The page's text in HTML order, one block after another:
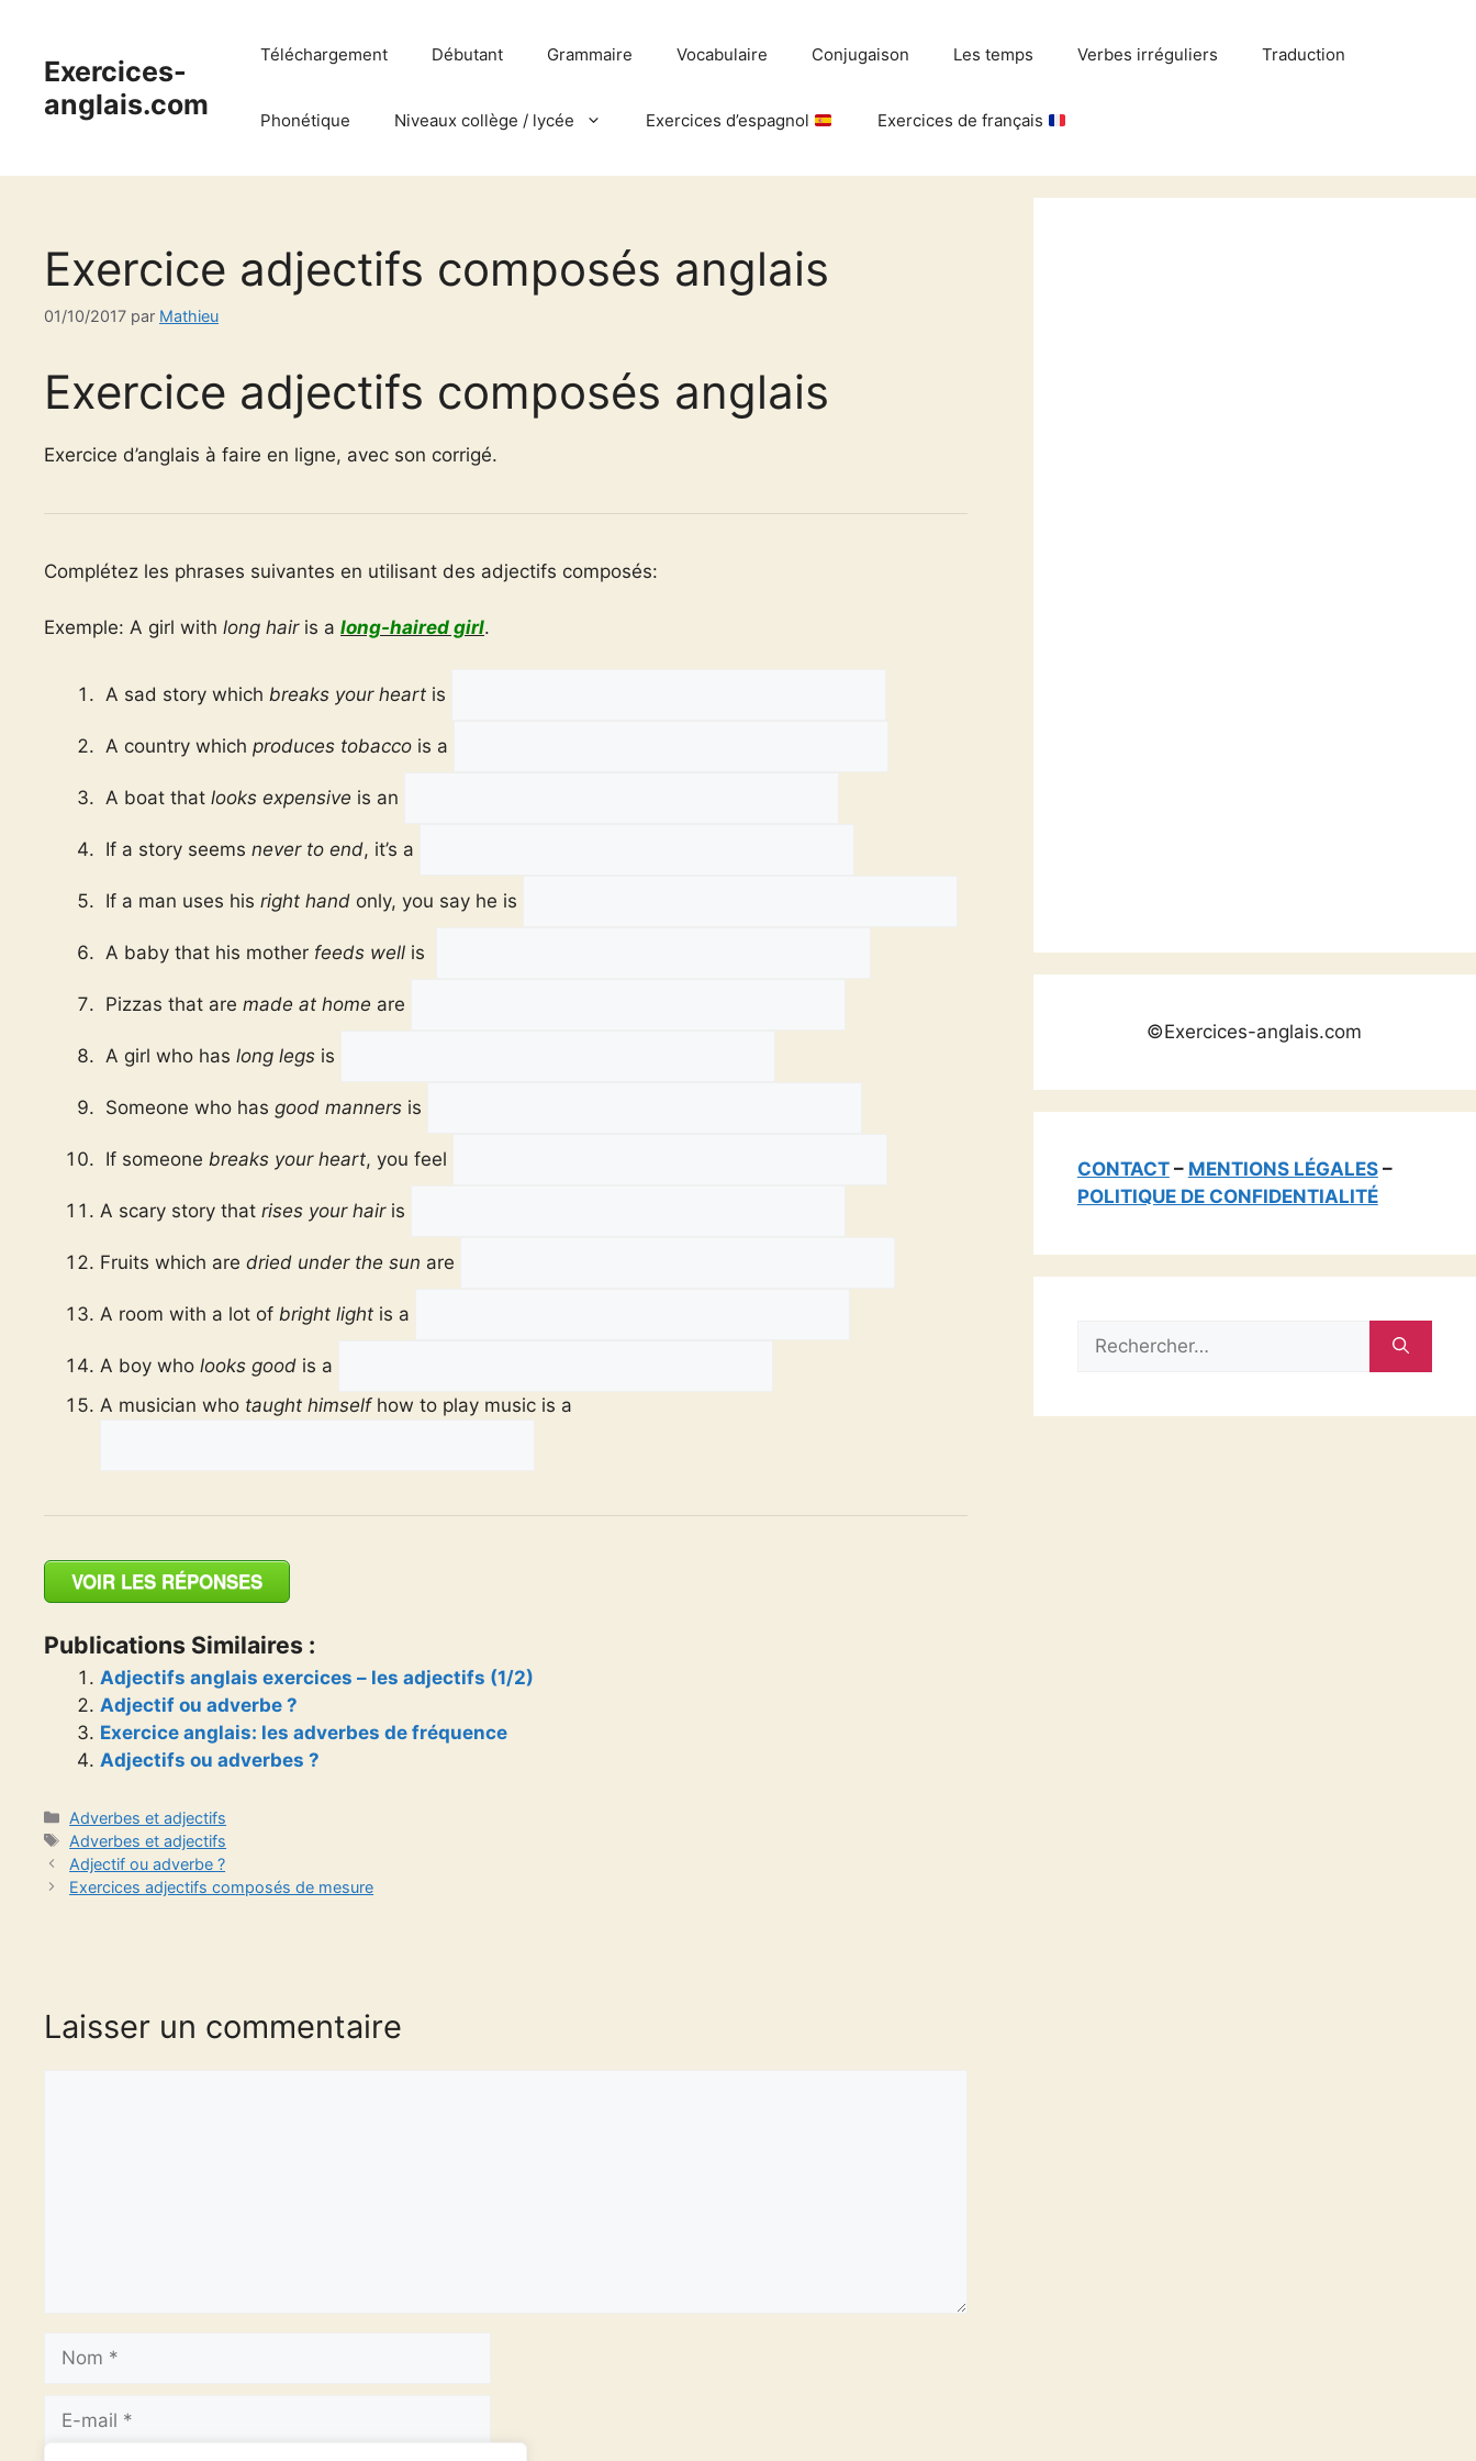
contenuExercices-
anglais.com
Téléchargement Débutant Grammaire Vocabulaire Conjugaison Les temps Verbes irréguliers Traduction
Phonétique Niveaux collège / lycée Exercices d’espagnol Exercices de français
Exercice adjectifs composés anglais
01/10/2017 par Mathieu
Exercice adjectifs composés anglais
Exercice d’anglais à faire en ligne, avec son corrigé.
Complétez les phrases suivantes en utilisant des adjectifs composés:
Exemple: A girl with long hairis a long-haired girl.
A sad story which breaks your heart is
A country which produces tobacco is a
A boat that looks expensive is an
If a story seems never to end, it’s a
If a man uses his right hand only, you say he is
A baby that his mother feeds well is
Pizzas that are made at home are
A girl who has long legs is
Someone who has good manners is
If someone breaks your heart, you feel
A scary story that rises your hairis
Fruits which are dried under the sun are
A room with a lot of bright light is a
A boy who looks good is a
A musician who taught himselfhow to play music is a
VOIR LES RÉPONSES
Publications Similaires :
Adjectifs anglais exercices – les adjectifs (1/2)
Adjectif ou adverbe ?
Exercice anglais: les adverbes de fréquence
Adjectifs ou adverbes ?
Catégories
Adverbes et adjectifs
Étiquettes
Adverbes et adjectifs
Adjectif ou adverbe ?
Exercices adjectifs composés de mesure
Laisser un commentaire
mail
©Exercices-anglais.com
CONTACT– MENTIONS LÉGALES–
POLITIQUE DE CONFIDENTIALITÉ
Rechercher :